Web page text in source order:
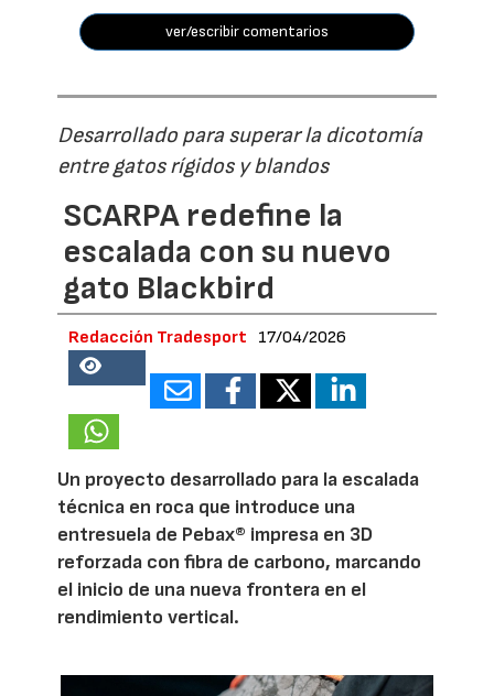
ver/escribir comentarios
Desarrollado para superar la dicotomía
entre gatos rígidos y blandos
SCARPA redefine la
escalada con su nuevo
gato Blackbird
Redacción Tradesport 17/04/2026
18565
Un proyecto desarrollado para la escalada
técnica en roca que introduce una
entresuela de Pebax® impresa en 3D
reforzada con fibra de carbono, marcando
el inicio de una nueva frontera en el
rendimiento vertical.